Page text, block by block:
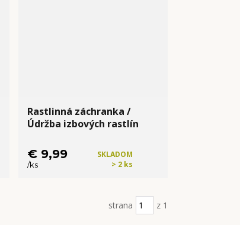
Rastlinná záchranka /
Údržba izbových rastlín
€ 9,99
/ks
SKLADOM
> 2 ks
strana z 1